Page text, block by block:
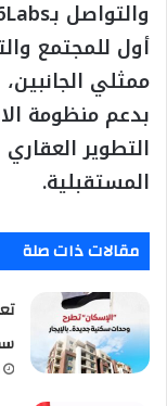
ممثلي
بدعم منظومة
التطوير
المستقبلية.
مقالات ذات صلة